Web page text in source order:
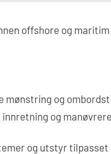
offshore og
mønstring og
og
og utstyr tilpasset